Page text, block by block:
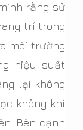
rằng sử
trí trong
môi trường
hiệu suất
lại không
không khí
Bên cạnh